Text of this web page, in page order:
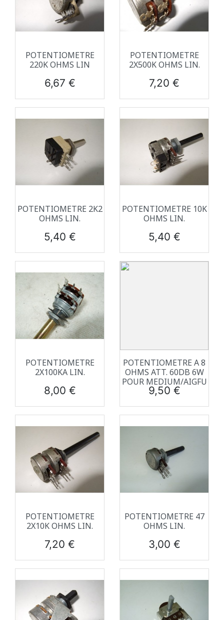
POTENTIOMETRE
220K OHMS LIN
Prix
6,67 €
POTENTIOMETRE
2X500K OHMS LIN.
Prix
7,20 €
POTENTIOMETRE 2K2
OHMS LIN.
Prix
5,40 €
POTENTIOMETRE 10K
OHMS LIN.
Prix
5,40 €
POTENTIOMETRE
2X100KA LIN.
Prix
8,00 €
POTENTIOMETRE A 8
OHMS ATT. 60DB 6W
POUR MEDIUM/AIGFU
Prix
9,50 €
POTENTIOMETRE
2X10K OHMS LIN.
Prix
7,20 €
POTENTIOMETRE 47
OHMS LIN.
Prix
3,00 €